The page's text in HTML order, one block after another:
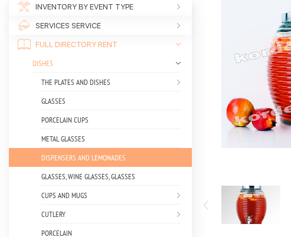
INVENTORY BY EVENT TYPE
SERVICES SERVICE
FULL DIRECTORY RENT
DISHES
THE PLATES AND DISHES
GLASSES
PORCELAIN CUPS
METAL GLASSES
DISPENSERS AND LEMONADES
GLASSES, WINE GLASSES, GLASSES
CUPS AND MUGS
CUTLERY
PORCELAIN